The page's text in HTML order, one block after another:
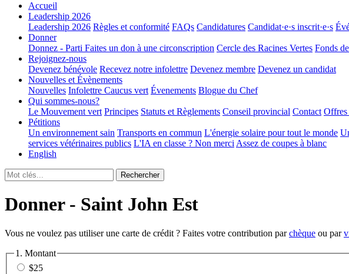
Accueil
Leadership 2026
Leadership 2026 Règles et conformité FAQs Candidatures Candidat·e·s inscrit·e·s
Donner
Donnez - Parti Faites un don à une circonscription Cercle des Racines Vertes Fonds
Rejoignez-nous
Devenez bénévole Recevez notre infolettre Devenez membre Devenez un candidat
Nouvelles et Évènements
Nouvelles Infolettre Caucus vert Évenements Blogue du Chef
Qui sommes-nous?
Le Mouvement vert Principes Statuts et Règlements Conseil provincial Contact Offres
Pétitions
Un environnement sain Transports en commun L'énergie solaire pour tout le monde
services vétérinaires publics L'IA en classe ? Non merci Assez de coupes à blanc
English
Donner - Saint John Est
Vous ne voulez pas utiliser une carte de crédit ? Faites votre contribution parchèque ou par
1. Montant
$25